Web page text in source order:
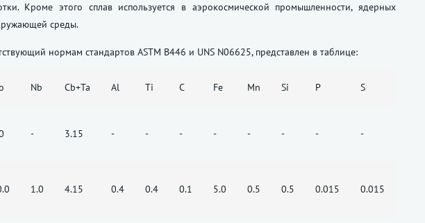
Кроме этого сплав используется в аэрокосмической промышленности, ядерных
среды.
нормам стандартов ASTM B446 и UNS N06625, представлен в таблице:
Nb Cb+Ta Al Ti C Fe Mn Si P S
- 3.15 - - - - - - - -
1.0 4.15 0.4 0.4 0.1 5.0 0.5 0.5 0.015 0.015